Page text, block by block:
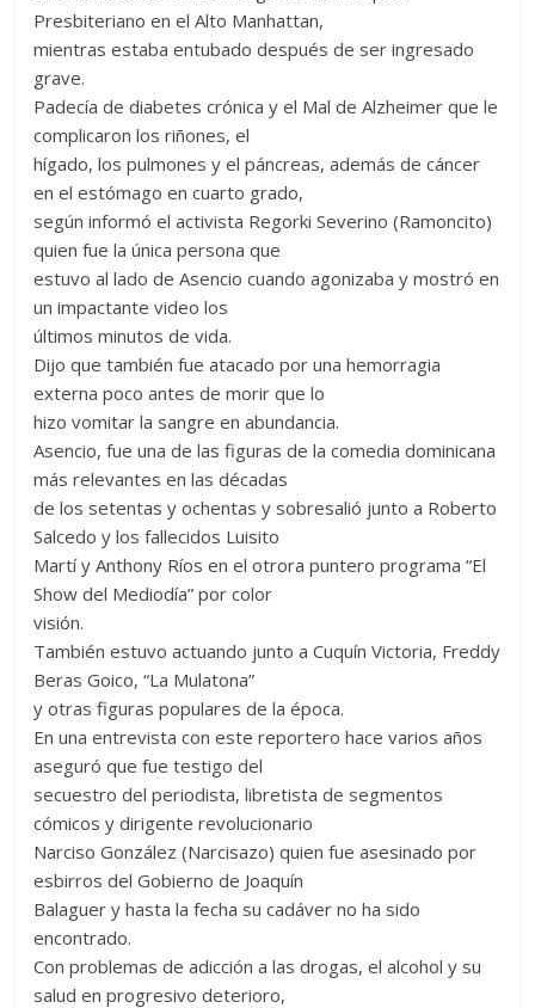
Presbiteriano en el Alto Manhattan,
mientras estaba entubado después de ser ingresado
grave.
Padecía de diabetes crónica y el Mal de Alzheimer que le
complicaron los riñones, el
hígado, los pulmones y el páncreas, además de cáncer
en el estómago en cuarto grado,
según informó el activista Regorki Severino (Ramoncito)
quien fue la única persona que
estuvo al lado de Asencio cuando agonizaba y mostró en
un impactante video los
últimos minutos de vida.
Dijo que también fue atacado por una hemorragia
externa poco antes de morir que lo
hizo vomitar la sangre en abundancia.
Asencio, fue una de las figuras de la comedia dominicana
más relevantes en las décadas
de los setentas y ochentas y sobresalió junto a Roberto
Salcedo y los fallecidos Luisito
Martí y Anthony Ríos en el otrora puntero programa “El
Show del Mediodía” por color
visión.
También estuvo actuando junto a Cuquín Victoria, Freddy
Beras Goico, “La Mulatona”
y otras figuras populares de la época.
En una entrevista con este reportero hace varios años
aseguró que fue testigo del
secuestro del periodista, libretista de segmentos
cómicos y dirigente revolucionario
Narciso González (Narcisazo) quien fue asesinado por
esbirros del Gobierno de Joaquín
Balaguer y hasta la fecha su cadáver no ha sido
encontrado.
Con problemas de adicción a las drogas, el alcohol y su
salud en progresivo deterioro,